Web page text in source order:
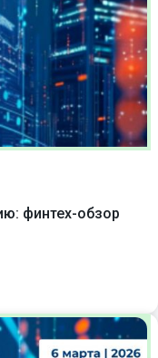
финтех-обзор